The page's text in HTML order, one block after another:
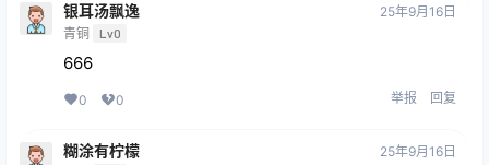
银耳汤飘逸
青铜 Lv0
25年9月16日
666
0 0 举报 回复
糊涂有柠檬 25年9月16日